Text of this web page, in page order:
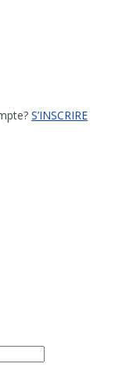
S’INSCRIRE